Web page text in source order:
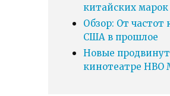
китайских марок
Обзор: От частот
США в прошлое
Новые
кинотеатре HBO